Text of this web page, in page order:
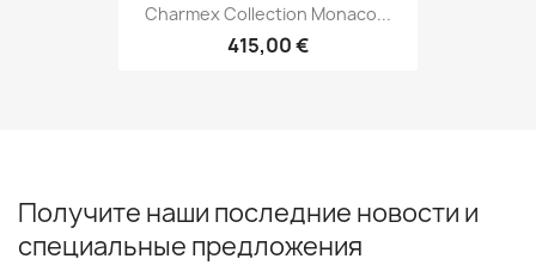
Charmex Collection Monaco...
415,00 €
Получите наши последние новости и
специальные предложения